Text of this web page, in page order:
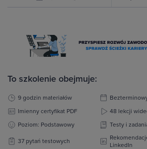
To szkolenie obejmuje:
9 godzin materiałów
Imienny certyfikat PDF
48 lekcji
Poziom: Podstawowy
Testy i
37 pytań testowych
LinkedIn